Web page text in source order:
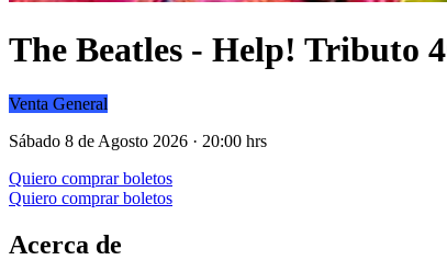
The Beatles - Help! Tributo
Venta General
Sábado 8 de Agosto 2026 · 20:00 hrs
Quiero comprar boletos
Quiero comprar boletos
Acerca de